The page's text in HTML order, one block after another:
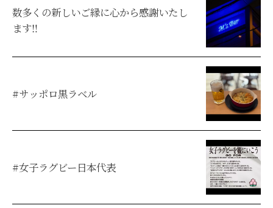
数多くの新しいご縁に心から感謝いたし
ます‼︎
#サッポロ黒ラベル
#女子ラグビー日本代表